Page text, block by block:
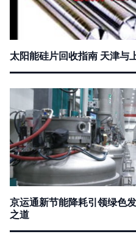
太阳能硅片回收指南 天津与
京运通新节能降耗引领绿色
之道